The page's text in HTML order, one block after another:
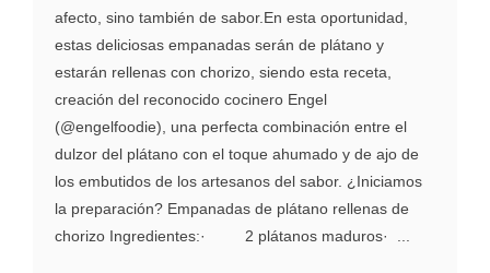
afecto, sino también de sabor.En esta oportunidad,
estas deliciosas empanadas serán de plátano y
estarán rellenas con chorizo, siendo esta receta,
creación del reconocido cocinero Engel
(@engelfoodie), una perfecta combinación entre el
dulzor del plátano con el toque ahumado y de ajo de
los embutidos de los artesanos del sabor. ¿Iniciamos
la preparación? Empanadas de plátano rellenas de
chorizo Ingredientes:· 2 plátanos maduros· ...